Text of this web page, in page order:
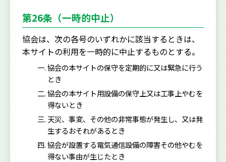
第26条（一時的中止）
協会は、次の各号のいずれかに該当するときは、
本サイトの利用を一時的に中止するものとする。
協会の本サイトの保守を定期的に又は緊急に行う
とき
協会の本サイト用設備の保守上又は工事上やむを
得ないとき
天災、事変、その他の非常事態が発生し、又は発
生するおそれがあるとき
協会が設置する電気通信設備の障害その他やむを
得ない事由が生じたとき